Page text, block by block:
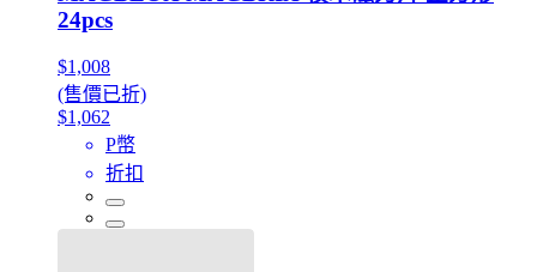
24pcs
$1,008
(售價已折)
$1,062
P幣
折扣